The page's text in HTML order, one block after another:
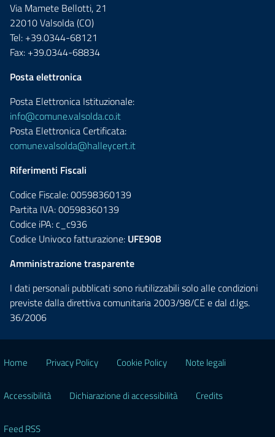
Via Mamete Bellotti, 21
22010 Valsolda (CO)
Tel: +39.0344-68121
Fax: +39.0344-68834
Posta elettronica
Posta Elettronica Istituzionale:
info@comune.valsolda.co.it
Posta Elettronica Certificata:
comune.valsolda@halleycert.it
Riferimenti Fiscali
Codice Fiscale: 00598360139
Partita IVA: 00598360139
Codice iPA: c_c936
Codice Univoco fatturazione: UFE90B
Amministrazione trasparente
I dati personali pubblicati sono riutilizzabili solo alle condizioni
previste dalla direttiva comunitaria 2003/98/CE e dal d.lgs.
36/2006
Home Privacy Policy Cookie Policy Note legali
Accessibilità Dichiarazione di accessibilità Credits
Feed RSS